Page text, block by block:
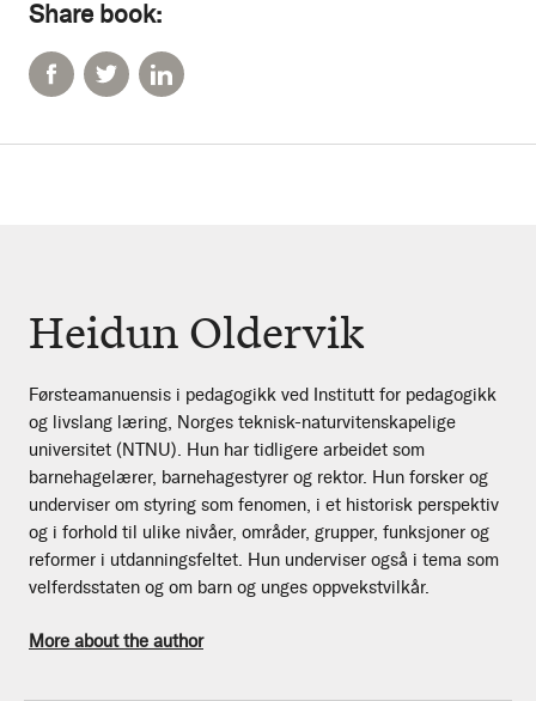
Share book:
Heidun Oldervik
Førsteamanuensis i pedagogikk ved Institutt for pedagogikk
og livslang læring, Norges teknisk-naturvitenskapelige
universitet (NTNU). Hun har tidligere arbeidet som
barnehagelærer, barnehagestyrer og rektor. Hun forsker og
underviser om styring som fenomen, i et historisk perspektiv
og i forhold til ulike nivåer, områder, grupper, funksjoner og
reformer i utdanningsfeltet. Hun underviser også i tema som
velferdsstaten og om barn og unges oppvekstvilkår.
More about the author